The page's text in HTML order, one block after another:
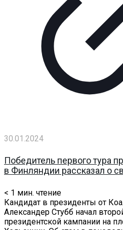
30.01.2024
Победитель первого тура
в Финляндии рассказал о
< 1 мин. чтение
Кандидат в президенты от
Александер Стубб начал
президентской кампании на